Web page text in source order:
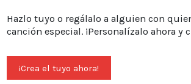
Hazlo tuyo o regálalo a alguien con
canción especial. ¡Personalízalo ahora y
¡Crea el tuyo ahora!